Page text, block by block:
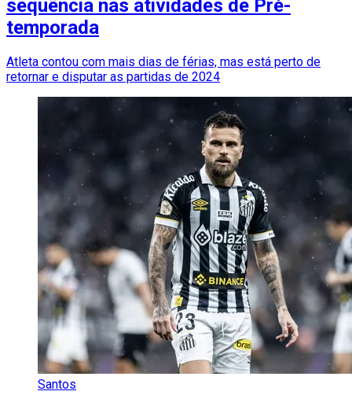
sequência nas atividades de Pré-
temporada
Atleta contou com mais dias de férias, mas está perto de
retornar e disputar as partidas de 2024
Santos